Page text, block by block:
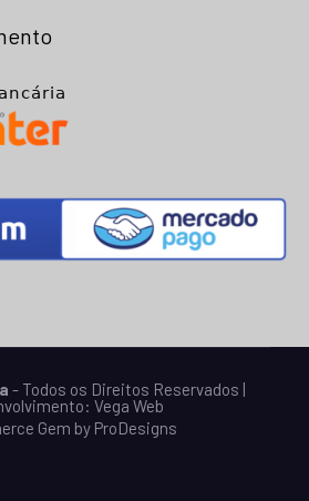
- Todos os Direitos Reservados |
Vega Web
Gem by ProDesigns